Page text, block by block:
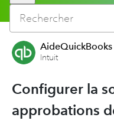
AideQuickBooks
Intuit
Configurer la
approbations